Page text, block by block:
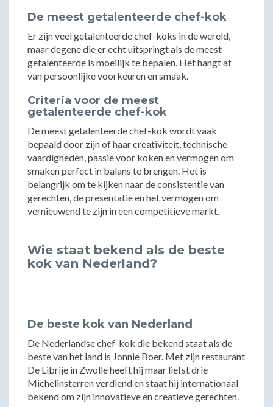
De meest getalenteerde chef-kok
Er zijn veel getalenteerde chef-koks in de wereld,
maar degene die er echt uitspringt als de meest
getalenteerde is moeilijk te bepalen. Het hangt af
van persoonlijke voorkeuren en smaak.
Criteria voor de meest
getalenteerde chef-kok
De meest getalenteerde chef-kok wordt vaak
bepaald door zijn of haar creativiteit, technische
vaardigheden, passie voor koken en vermogen om
smaken perfect in balans te brengen. Het is
belangrijk om te kijken naar de consistentie van
gerechten, de presentatie en het vermogen om
vernieuwend te zijn in een competitieve markt.
Wie staat bekend als de beste
kok van Nederland?
De beste kok van Nederland
De Nederlandse chef-kok die bekend staat als de
beste van het land is Jonnie Boer. Met zijn restaurant
De Librije in Zwolle heeft hij maar liefst drie
Michelinsterren verdiend en staat hij internationaal
bekend om zijn innovatieve en creatieve gerechten.